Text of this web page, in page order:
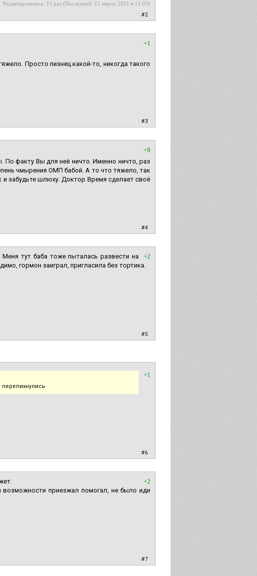
Редактировалось: 11 раз (Последний: 15 марта 2021 в 11:03)
#2
+1
Просто пизнец какой-то, никогда такого
#3
+8
По факту Вы для неё ничто. Именно ничто, раз
чмырения ОМП бабой. А то что тяжело, так
и забудьте шлюху. Доктор Время сделает своё
#4
+2
тут баба тоже пыталась развести на
гормон заиграл, пригласила без тортика.
#5
+1
#6
+2
возможности приезжал помогал, не было иди
#7